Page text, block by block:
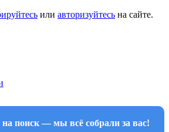
или авторизуйтесь на сайте.
поиск — мы всё собрали за вас!